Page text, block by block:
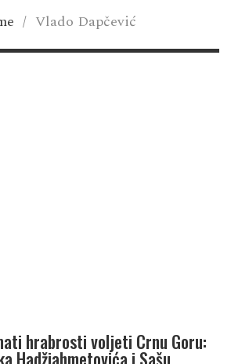
/ Vlado Dapčević
hrabrosti voljeti Crnu Goru:
Hadžiahmetovića i Sašu